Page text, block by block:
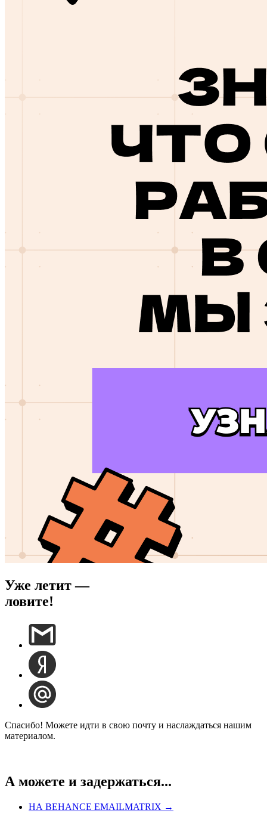
Уже летит —
ловите!
Спасибо! Можете идти в свою почту и наслаждаться нашим
материалом.
А можете и задержаться...
НА BEHANCE EMAILMATRIX →